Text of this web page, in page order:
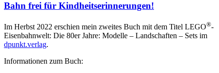
Bahn frei für Kindheitserinnerungen!
Im Herbst 2022 erschien mein zweites Buch mit dem Titel LEGO®-
Eisenbahnwelt: Die 80er Jahre: Modelle – Landschaften – Sets im
dpunkt.verlag.
Informationen zum Buch: